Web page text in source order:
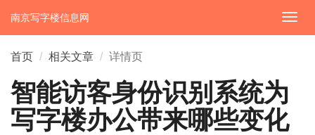
切
换
南京写字楼信息网
首页 相关文章 详情页
智能访客身份识别系统为
写字楼办公带来哪些变化